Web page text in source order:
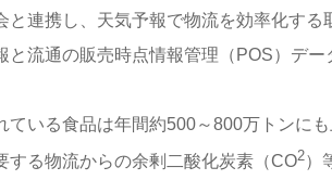
連携し、天気予報で物流を効率化する
と流通の販売時点情報管理（POS）デ
いる食品は年間約500～800万トンに
する物流からの余剰二酸化炭素（CO2）